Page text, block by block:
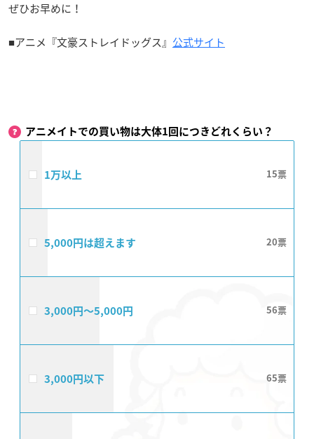
ぜひお早めに！
■アニメ『文豪ストレイドッグス』 公式サイト
アニメイトでの買い物は大体1回につきどれくらい？
1万以上 15
5,000円は超えます 20
3,000円〜5,000円 56
3,000円以下 65